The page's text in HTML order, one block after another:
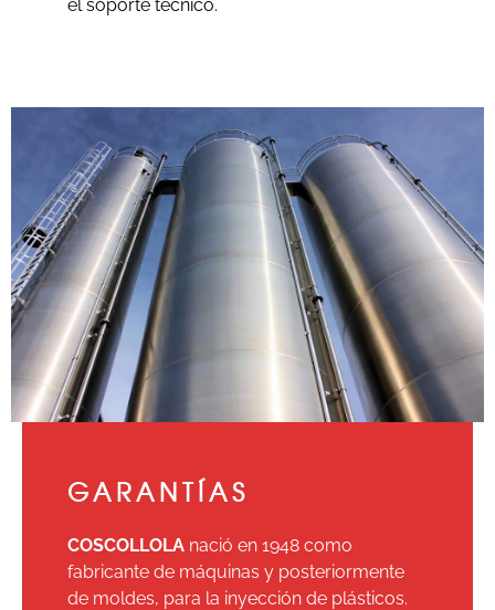
el soporte técnico.
GARANTÍAS
COSCOLLOLAnació en 1948 como
fabricante de máquinas y posteriormente
de moldes, para la inyección de plásticos.